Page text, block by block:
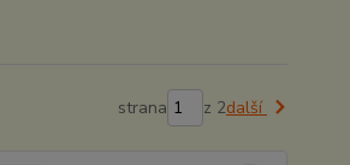
strana z 2další